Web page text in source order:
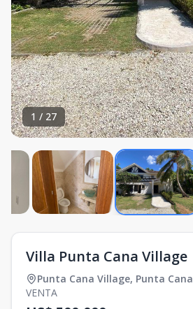
1 / 27
Villa Punta Cana Village
Punta Cana Village, Punta Cana
VENTA